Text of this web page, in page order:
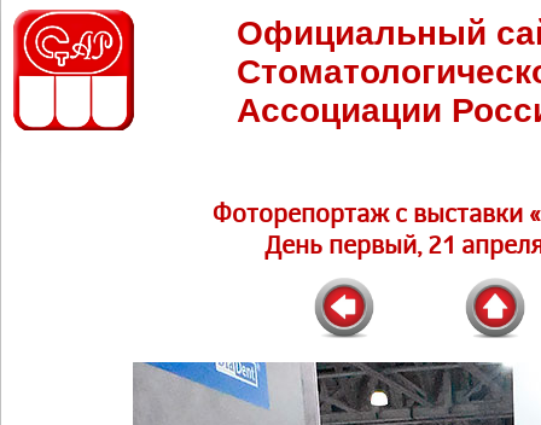
Официальный
Ассоциации
Фоторепортаж c выставки
День первый, 21